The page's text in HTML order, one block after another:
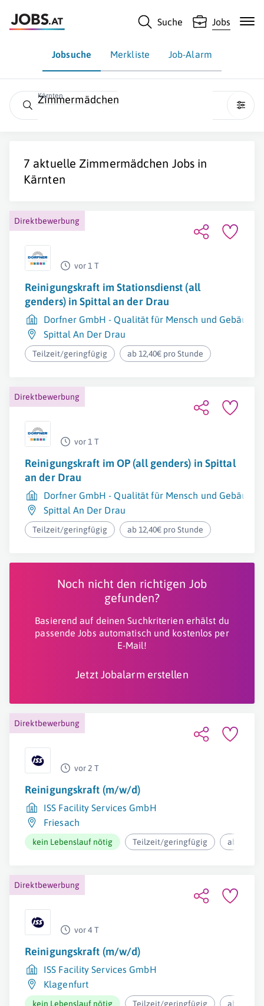
Suche Jobs
Jobsuche Merkliste Job-Alarm
Kärnten
Zimmermädchen
7 aktuelle Zimmermädchen Jobs in
Kärnten
Direktbewerbung
vor 1 T
Reinigungskraft im Stationsdienst (all
genders) in Spittal an der Drau
Dorfner GmbH - Qualität für Mensch und Gebäude
Spittal An Der Drau
Teilzeit/geringfügig ab 12,40€ pro Stunde
Direktbewerbung
vor 1 T
Reinigungskraft im OP (all genders) in Spittal
an der Drau
Dorfner GmbH - Qualität für Mensch und Gebäude
Spittal An Der Drau
Teilzeit/geringfügig ab 12,40€ pro Stunde
Noch nicht den richtigen Job
gefunden?
Basierend auf deinen Suchkriterien erhälst du
passende Jobs automatisch und kostenlos per
E-Mail!
Jetzt Jobalarm erstellen
Direktbewerbung
vor 2 T
Reinigungskraft (m/w/d)
ISS Facility Services GmbH
Friesach
kein Lebenslauf nötig Teilzeit/geringfügig ab
Direktbewerbung
vor 4 T
Reinigungskraft (m/w/d)
ISS Facility Services GmbH
Klagenfurt
kein Lebenslauf nötig Teilzeit/geringfügig ab